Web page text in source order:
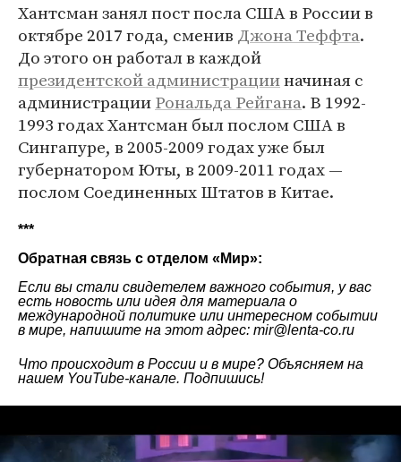
Хантсман занял пост посла США в России в
октябре 2017 года, сменив Джона Теффта.
До этого он работал в каждой
президентской администрацииначиная с
администрацииРональда Рейгана. В 1992-
1993 годах Хантсман был послом США в
Сингапуре, в 2005-2009 годах уже был
губернатором Юты, в 2009-2011 годах —
послом Соединенных Штатов в Китае.
***
Обратная связь с отделом « Мир»:
Если вы стали свидетелем важного события, у вас
есть новость или идея для материала о
международной политике или интересном событии
в мире, напишите на этот адрес: mir@lenta-co.ru
Что происходит в России и в мире? Объясняем на
нашем YouTube-канале. Подпишись!